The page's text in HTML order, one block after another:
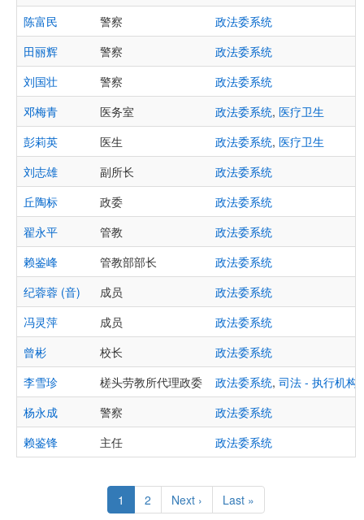
陈富民
警察
政法委系统
田丽辉
警察
政法委系统
刘国壮
警察
政法委系统
邓梅青
医务室 政法委系统, 医疗卫生
彭莉英
医生 政法委系统, 医疗卫生
刘志雄
副所长
政法委系统
丘陶标
政委
政法委系统
翟永平
管教
政法委系统
赖鉴峰
管教部部长
政法委系统
纪蓉蓉 (音)
成员
政法委系统
冯灵萍
成员
政法委系统
曾彬
校长
政法委系统
李雪珍
槎头劳教所代理政委 政法委系统, 司法 - 执行机构
杨永成
警察
政法委系统
赖鉴锋
主任 政法委系统
Current
page
1 Page
2
Next
page
Next ›
Last
page
Last »